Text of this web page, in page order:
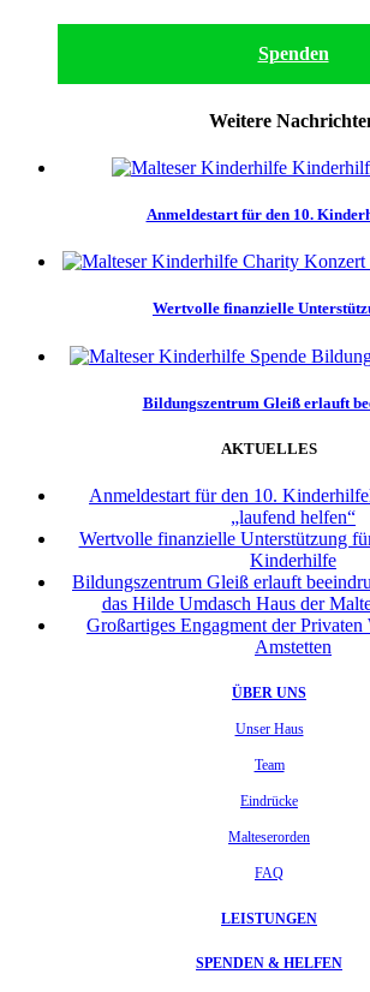
Spenden
Weitere
Anmeldestart für den 10.
Wertvolle finanzielle
Bildungszentrum Gleiß erlauft
AKTUELLES
Anmeldestart für den 10.
„laufend helfen“
Wertvolle finanzielle Unterstützung
Kinderhilfe
Bildungszentrum Gleiß erlauft
das Hilde Umdasch Haus der
Großartiges Engagment der Privaten
Amstetten
ÜBER UNS
Unser Haus
Team
Eindrücke
Malteserorden
FAQ
LEISTUNGEN
SPENDEN & HELFEN